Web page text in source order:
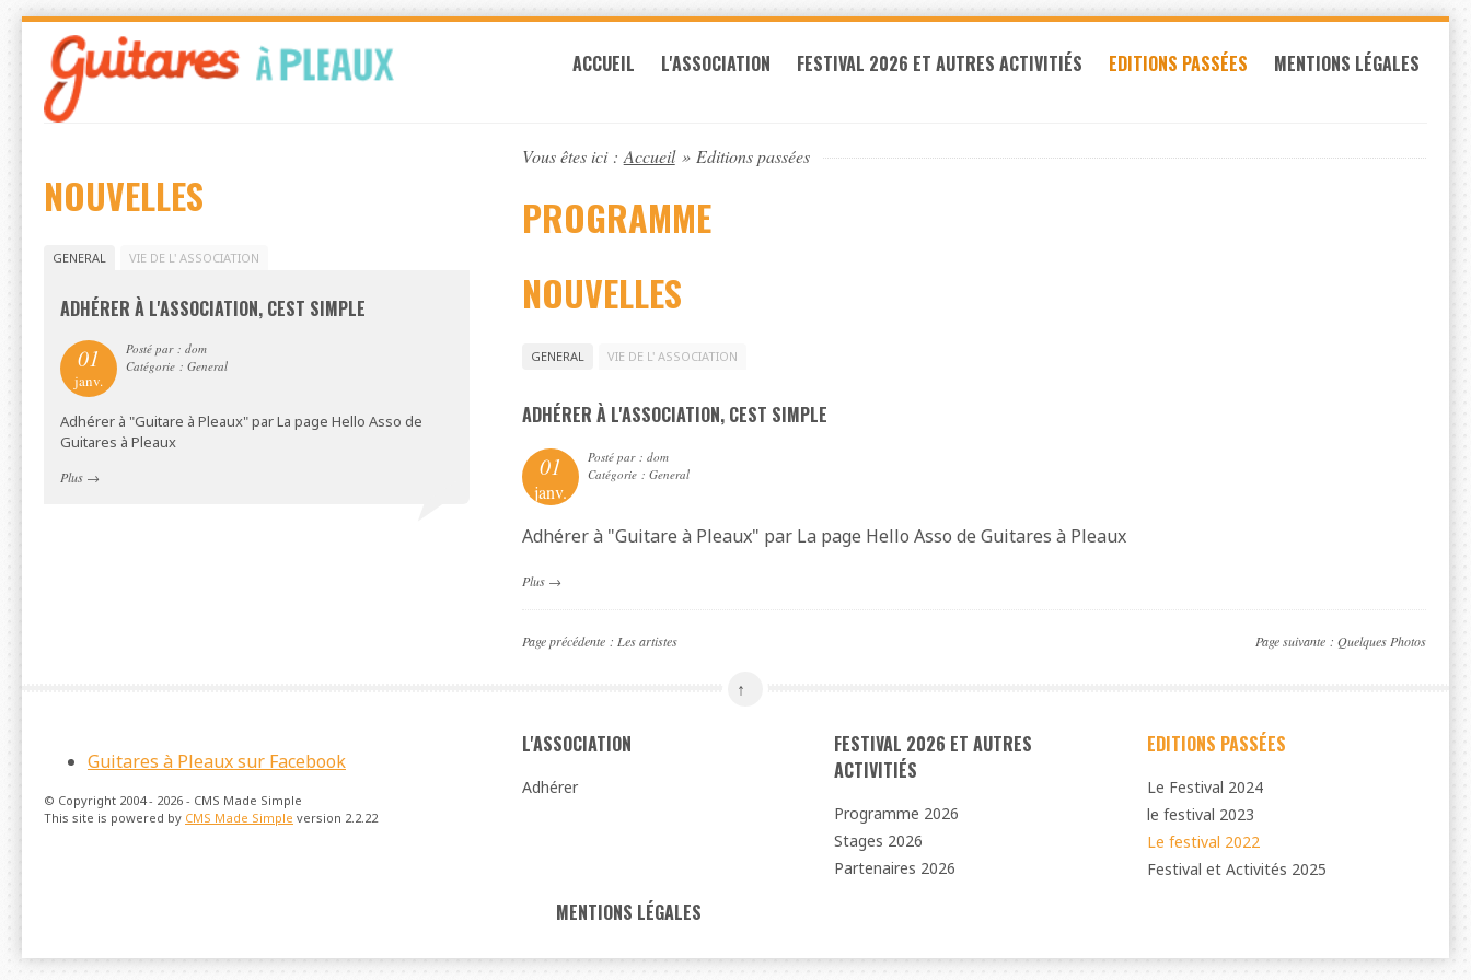
navigation
Skip
ACCUEIL L'ASSOCIATION FESTIVAL 2026 ET AUTRES ACTIVITIÉS EDITIONS PASSÉES MENTIONS LÉGALES
Vous êtes ici :Accueil » Editions passées
PROGRAMME
NOUVELLES
GENERAL VIE DE L' ASSOCIATION
ADHÉRER À L'ASSOCIATION, CEST SIMPLE
01
janv.
Posté par : dom
Catégorie : General
Adhérer à "Guitare à Pleaux" par La page Hello Asso de Guitares à Pleaux
Plus→
NOUVELLES
GENERAL VIE DE L' ASSOCIATION
ADHÉRER À L'ASSOCIATION, CEST SIMPLE
01
janv.
Posté par : dom
Catégorie : General
Adhérer à "Guitare à Pleaux" par La page Hello Asso de
Guitares à Pleaux
Plus →
Page précédente : Les artistes Page suivante :Quelques Photos
L'ASSOCIATION
Adhérer
FESTIVAL 2026 ET AUTRES
ACTIVITIÉS
Programme 2026
Stages 2026
Partenaires 2026
EDITIONS PASSÉES
Le Festival 2024
le festival 2023
Le festival 2022
Festival et Activités 2025
MENTIONS LÉGALES
Guitares à Pleaux sur Facebook
© Copyright 2004 - 2026 - CMS Made Simple
This site is powered by CMS Made Simple version 2.2.22